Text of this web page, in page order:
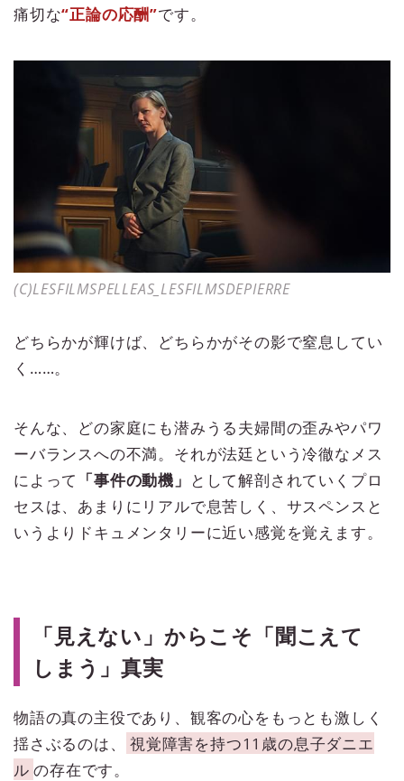
痛切な“正論の応酬”です。
(C)LESFILMSPELLEAS_LESFILMSDEPIERRE
どちらかが輝けば、どちらかがその影で窒息してい
く……。
そんな、どの家庭にも潜みうる夫婦間の歪みやパワ
ーバランスへの不満。それが法廷という冷徹なメス
によって 「事件の動機」 として解剖されていくプロ
セスは、あまりにリアルで息苦しく、サスペンスと
いうよりドキュメンタリーに近い感覚を覚えます。
「見えない」からこそ「聞こえて
しまう」真実
物語の真の主役であり、観客の心をもっとも激しく
揺さぶるのは、
視覚障害を持つ11歳の息子ダニエ
ル の存在です。